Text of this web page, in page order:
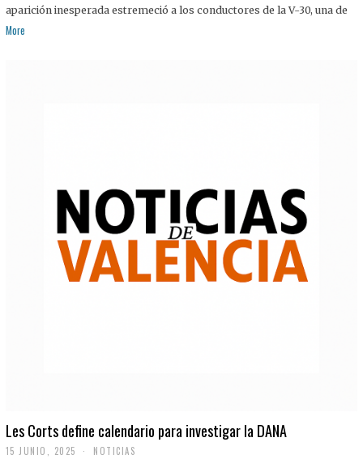
aparición inesperada estremeció a los conductores de la V-30, una de
More
Les Corts define calendario para investigar la DANA
15 JUNIO, 2025 NOTICIAS